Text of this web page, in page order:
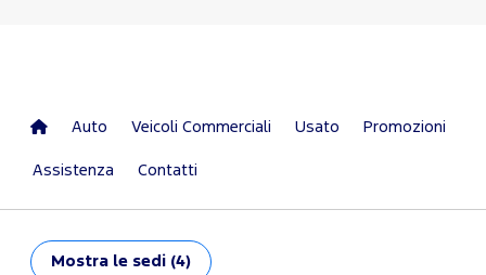
Auto Veicoli Commerciali Usato Promozioni
Assistenza Contatti
Mostra le sedi (4)